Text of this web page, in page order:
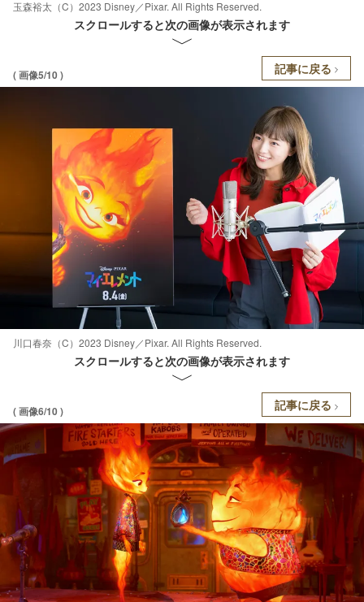
玉森裕太（C）2023 Disney／Pixar. All Rights Reserved.
スクロールすると次の画像が表示されます
( 画像5/10 ) 記事に戻る
川口春奈（C）2023 Disney／Pixar. All Rights Reserved.
スクロールすると次の画像が表示されます
( 画像6/10 ) 記事に戻る